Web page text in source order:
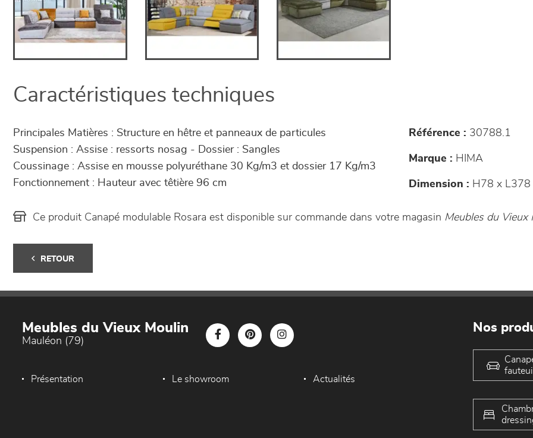
Caractéristiques techniques
Principales Matières : Structure en hêtre et panneaux de particules
Suspension : Assise : ressorts nosag - Dossier : Sangles
Coussinage : Assise en mousse polyuréthane 30 Kg/m3 et dossier 17 Kg/m3
Fonctionnement : Hauteur avec têtière 96 cm
Référence : 30788.1
Marque : HIMA
Dimension : H78 x L378
Ce produit Canapé modulable Rosara est disponible sur commande dans votre magasin Meubles du Vieux
RETOUR
Meubles du Vieux Moulin
Mauléon (79)
Présentation Le showroom Actualités
Nos